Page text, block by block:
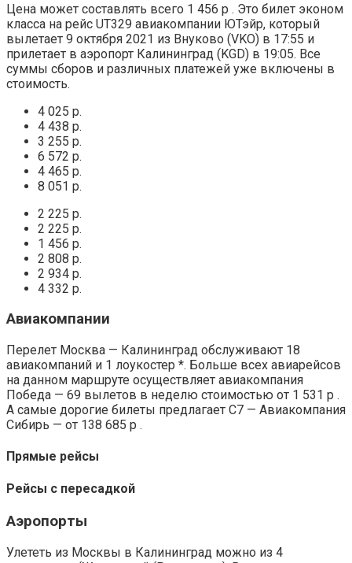
Цена может составлять всего 1 456 р . Это билет эконом
класса на рейс UT329 авиакомпании ЮТэйр, который
вылетает 9 октября 2021 из Внуково (VKO) в 17:55 и
прилетает в аэропорт Калининград (KGD) в 19:05. Все
суммы сборов и различных платежей уже включены в
стоимость.
4 025 р.
4 438 р.
3 255 р.
6 572 р.
4 465 р.
8 051 р.
2 225 р.
2 225 р.
1 456 р.
2 808 р.
2 934 р.
4 332 р.
Авиакомпании
Перелет Москва — Калининград обслуживают 18
авиакомпаний и 1 лоукостер *. Больше всех авиарейсов
на данном маршруте осуществляет авиакомпания
Победа — 69 вылетов в неделю стоимостью от 1 531 р .
А самые дорогие билеты предлагает С7 — Авиакомпания
Сибирь — от 138 685 р .
Прямые рейсы
Рейсы с пересадкой
Аэропорты
Улететь из Москвы в Калининград можно из 4